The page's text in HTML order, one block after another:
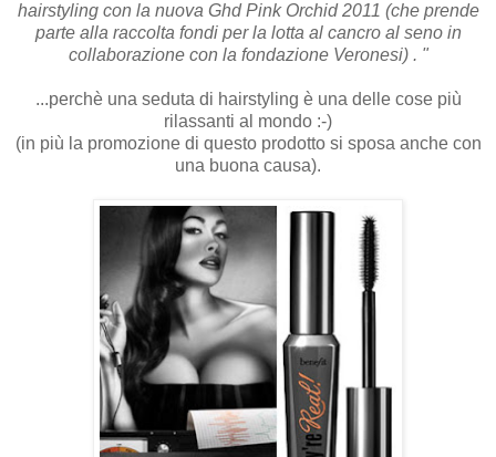
hairstyling con la nuova Ghd Pink Orchid 2011 (che prende
parte alla raccolta fondi per la lotta al cancro al seno in
collaborazione con la fondazione Veronesi) . "
...perchè una seduta di hairstyling è una delle cose più
rilassanti al mondo :-)
(in più la promozione di questo prodotto si sposa anche con
una buona causa).